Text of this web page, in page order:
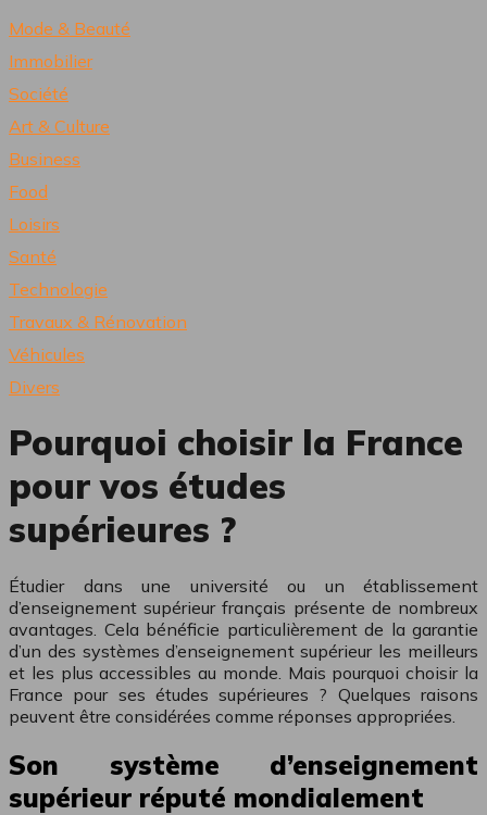
Mode & Beauté
Immobilier
Société
Art & Culture
Business
Food
Loisirs
Santé
Technologie
Travaux & Rénovation
Véhicules
Divers
Pourquoi choisir la France
pour vos études
supérieures ?
Étudier dans une université ou un établissement
d’enseignement supérieur français présente de nombreux
avantages. Cela bénéficie particulièrement de la garantie
d’un des systèmes d’enseignement supérieur les meilleurs
et les plus accessibles au monde. Mais pourquoi choisir la
France pour ses études supérieures ? Quelques raisons
peuvent être considérées comme réponses appropriées.
Son système d’enseignement
supérieur réputé mondialement